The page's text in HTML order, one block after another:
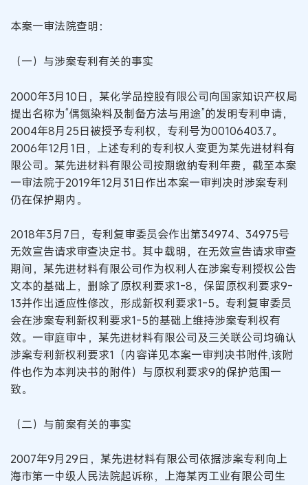
本案一审法院查明：
（一）与涉案专利有关的事实
2000年3月10日，某化学品控股有限公司向国家知识产权局
提出名称为“偶氮染料及制备方法与用途”的发明专利申请，
2004年8月25日被授予专利权，专利号为00106403.7。
2006年12月1日，上述专利的专利权人变更为某先进材料有
限公司。某先进材料有限公司按期缴纳专利年费，截至本案
一审法院于2019年12月31日作出本案一审判决时涉案专利
仍在保护期内。
2018年3月7日，专利复审委员会作出第34974、34975号
无效宣告请求审查决定书。其中载明，在无效宣告请求审查
期间，某先进材料有限公司作为权利人在涉案专利授权公告
文本的基础上，删除了原权利要求1-8，保留原权利要求9-
13并作出适应性修改，形成新权利要求1-5。专利复审委员
会在涉案专利新权利要求1-5的基础上维持涉案专利权有
效。一审庭审中，某先进材料有限公司及三关联公司均确认
涉案专利新权利要求1（内容详见本案一审判决书附件,该附
件也作为本判决书的附件）与原权利要求9的保护范围一
致。
（二）与前案有关的事实
2007年9月29日，某先进材料有限公司依据涉案专利向上
海市第一中级人民法院起诉称，上海某丙工业有限公司生